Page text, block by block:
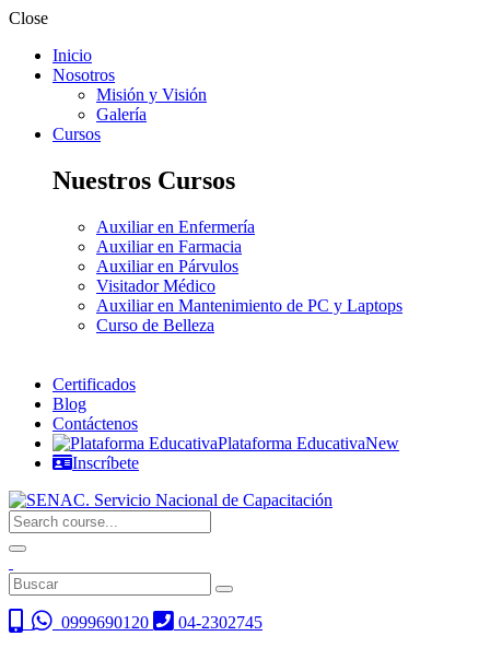
Close
Inicio
Nosotros
Misión y Visión
Galería
Cursos
Nuestros Cursos
Auxiliar en Enfermería
Auxiliar en Farmacia
Auxiliar en Párvulos
Visitador Médico
Auxiliar en Mantenimiento de PC y Laptops
Curso de Belleza
Certificados
Blog
Contáctenos
Plataforma EducativaNew
Inscríbete
0999690120
04-2302745